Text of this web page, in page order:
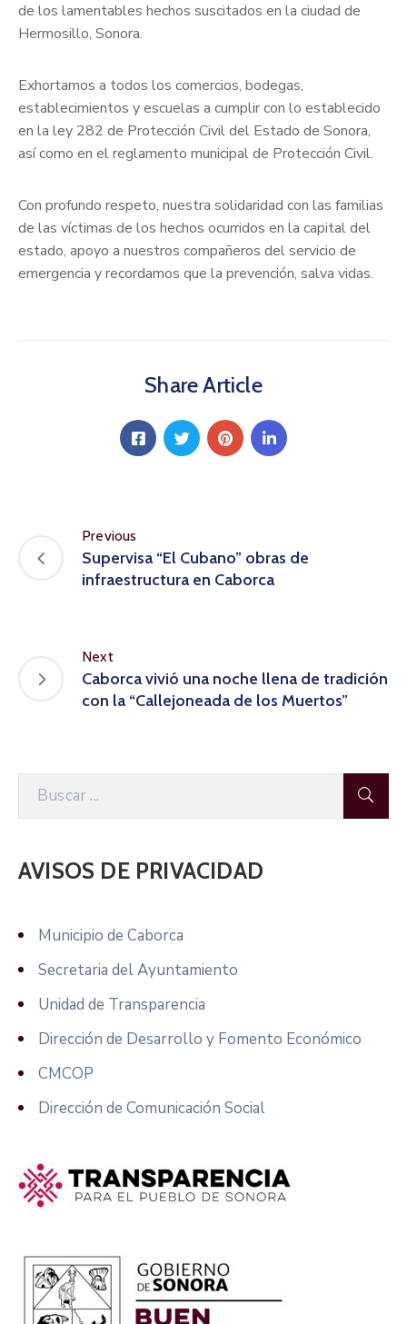
de los lamentables hechos suscitados en la ciudad de
Hermosillo, Sonora.
Exhortamos a todos los comercios, bodegas,
establecimientos y escuelas a cumplir con lo establecido
en la ley 282 de Protección Civil del Estado de Sonora,
así como en el reglamento municipal de Protección Civil.
Con profundo respeto, nuestra solidaridad con las familias
de las víctimas de los hechos ocurridos en la capital del
estado, apoyo a nuestros compañeros del servicio de
emergencia y recordamos que la prevención, salva vidas.
Share Article
Previous
Supervisa “El Cubano” obras de
infraestructura en Caborca
Next
Caborca vivió una noche llena de tradición
con la “Callejoneada de los Muertos”
AVISOS DE PRIVACIDAD
Municipio de Caborca
Secretaria del Ayuntamiento
Unidad de Transparencia
Dirección de Desarrollo y Fomento Económico
CMCOP
Dirección de Comunicación Social